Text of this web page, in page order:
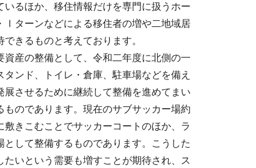
るほか、移住情報だけを専門に扱うホー
Ⅰターンなどによる移住者の増や二地域居
きるものと考えております。
産の整備として、令和二年度に北側の一
ンド、トイレ・倉庫、駐車場などを備え
させるために継続して整備を進めてまい
のであります。現在のサブサッカー場約
きこむことでサッカーコートのほか、ラ
して整備するものであります。こうした
いという需要も増すことが期待され、ス